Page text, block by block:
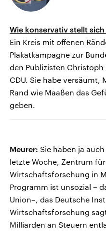
Wie konservativ stellt sich
Ein Kreis mit offenen
Plakatkampagne zur
den Publizisten
CDU. Sie habe
Rand wie Maaßen das
geben.
Meurer: Sie haben ja
letzte Woche, Zentrum
Wirtschaftsforschung in
Programm ist unsozial –
Union–, das Deutsche
Wirtschaftsforschung
Milliarden an Steuern